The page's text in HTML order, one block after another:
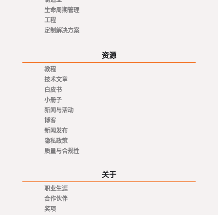
生命周期管理
工程
定制解决方案
资源
教程
技术文章
白皮书
小册子
新闻与活动
博客
新闻发布
隐私政策
质量与合规性
关于
职业生涯
合作伙伴
奖项